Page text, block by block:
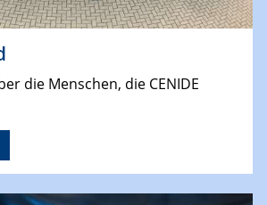
die Menschen, die CENIDE